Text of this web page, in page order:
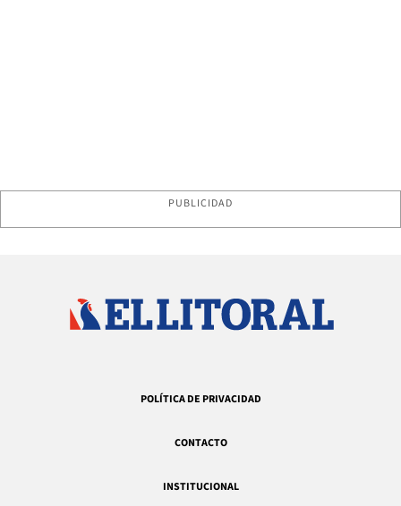
PUBLICIDAD
POLÍTICA DE PRIVACIDAD
CONTACTO
INSTITUCIONAL